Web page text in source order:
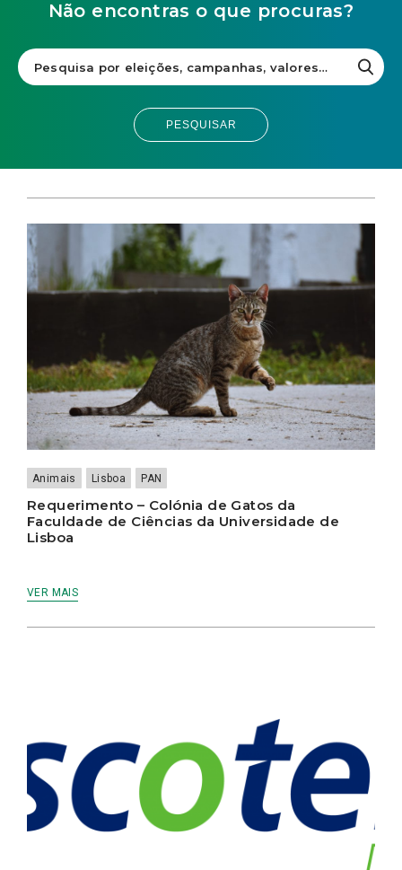
Não encontras o que procuras?
PESQUISAR
Animais Lisboa PAN
Requerimento – Colónia de Gatos da
Faculdade de Ciências da Universidade de
Lisboa
VER MAIS